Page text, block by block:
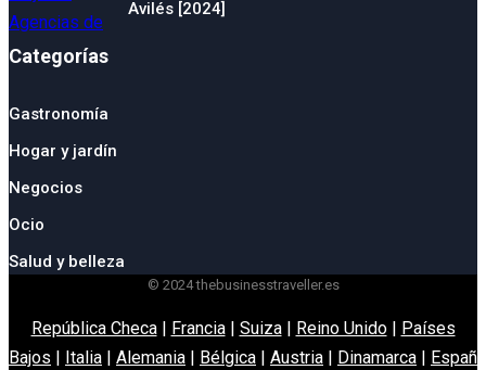
Avilés [2024]
Categorías
Gastronomía
Hogar y jardín
Negocios
Ocio
Salud y belleza
© 2024 thebusinesstraveller.es
República Checa| Francia| Suiza| Reino Unido| Países
Bajos | Italia | Alemania | Bélgica | Austria | Dinamarca | España